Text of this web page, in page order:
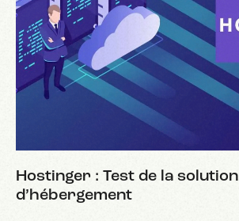
Hostinger : Test de la solution
d’hébergement